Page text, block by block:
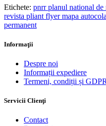
Etichete: pnrr planul national de
revista pliant flyer mapa
permanent
Informaţii
Despre noi
Informații expediere
Termeni, condiții și GDPR
Servicii Clienţi
Contact